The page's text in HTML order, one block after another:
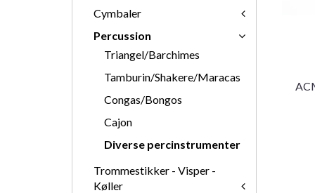
Cymbaler
Percussion
Triangel/Barchimes
Tamburin/Shakere/Maracas
Congas/Bongos
Cajon
Diverse percinstrumenter
Trommestikker - Visper -
Køller